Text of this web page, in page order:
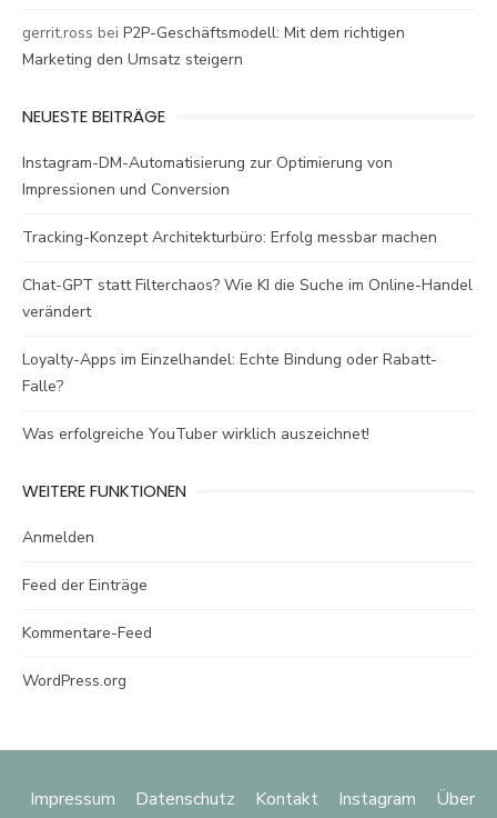
gerrit.ross bei P2P-Geschäftsmodell: Mit dem richtigen
Marketing den Umsatz steigern
NEUESTE BEITRÄGE
Instagram-DM-Automatisierung zur Optimierung von
Impressionen und Conversion
Tracking-Konzept Architekturbüro: Erfolg messbar machen
Chat-GPT statt Filterchaos? Wie KI die Suche im Online-Handel
verändert
Loyalty-Apps im Einzelhandel: Echte Bindung oder Rabatt-
Falle?
Was erfolgreiche YouTuber wirklich auszeichnet!
WEITERE FUNKTIONEN
Anmelden
Feed der Einträge
Kommentare-Feed
WordPress.org
Impressum Datenschutz Kontakt Instagram
Über